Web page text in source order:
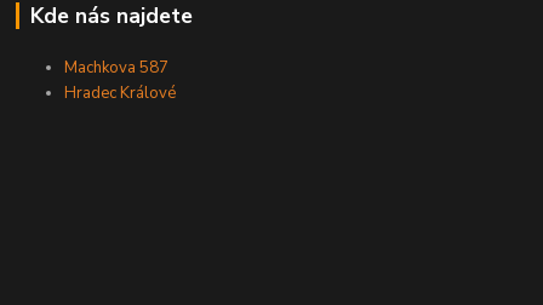
Kde nás najdete
Machkova 587
Hradec Králové